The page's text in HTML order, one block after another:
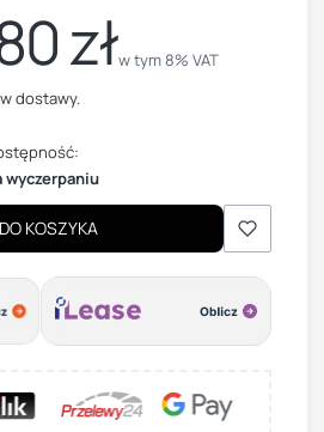
złw tym 8% VAT
w tym8% VAT
dostawy.
wyczerpaniu
KOSZYKA